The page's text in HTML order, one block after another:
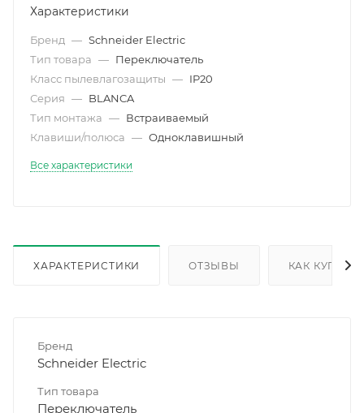
Характеристики
Бренд — Schneider Electric
Тип товара — Переключатель
Класс пылевлагозащиты — IP20
Серия — BLANCA
Тип монтажа — Встраиваемый
Клавиши/полюса — Одноклавишный
Все характеристики
ХАРАКТЕРИСТИКИ ОТЗЫВЫ КАК КУПИТЬ
Бренд
Schneider Electric
Тип товара
Переключатель